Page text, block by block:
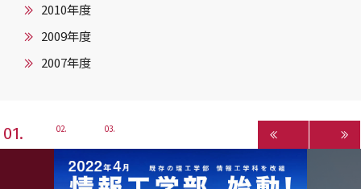
2010年度
2009年度
2007年度
1 2 3